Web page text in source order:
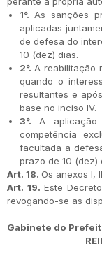
1°.As sanções
aplicadas
de defesa do
10 (dez) dias.
2°. A reabilitação
quando o
resultantes e
base no inciso IV.
3°. A
competência
facultada a
prazo de 10 (dez)
Art. 18. Os anexos I,
Art. 19. Este
revogando-se as
Gabinete do